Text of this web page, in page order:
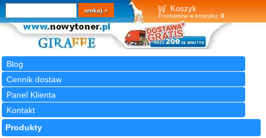
Koszyk
Produktów w koszyku: 0
Blog
Cennik dostaw
Panel Klienta
Kontakt
Wyszukiwarka
szukaj
Produkty